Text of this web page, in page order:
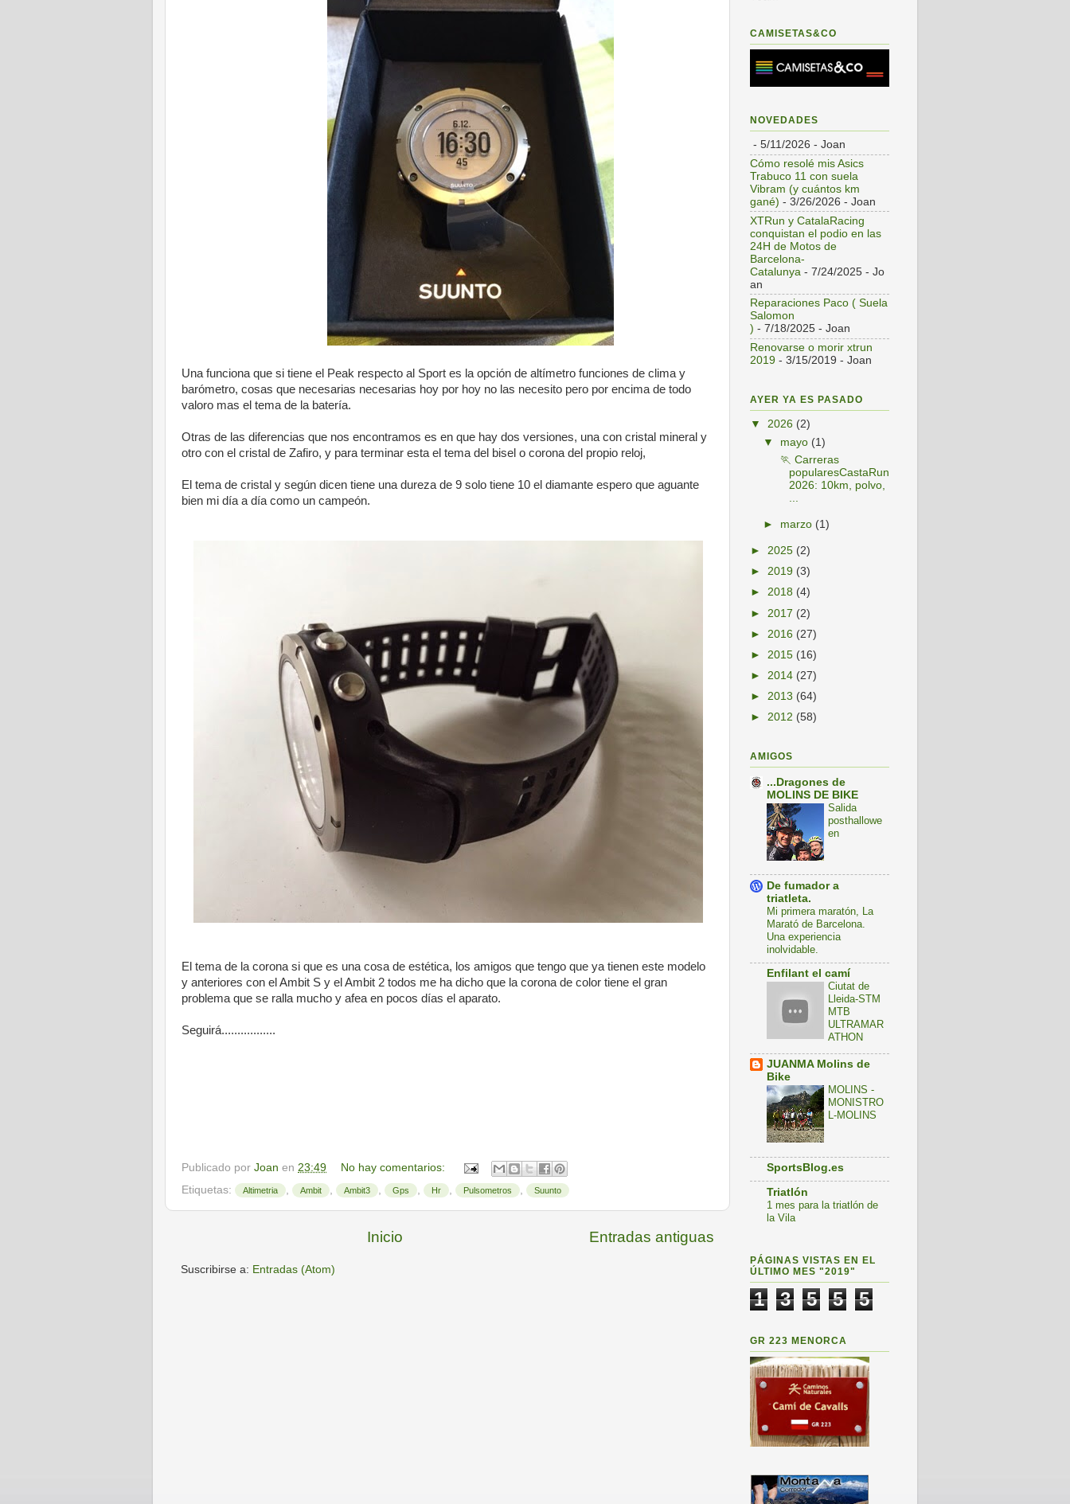
Una funciona que si tiene el Peak respecto al Sport es la opción de altímetro funciones de clima y
barómetro, cosas que necesarias necesarias hoy por hoy no las necesito pero por encima de todo
valoro mas el tema de la batería.
Otras de las diferencias que nos encontramos es en que hay dos versiones, una con cristal mineral y
otro con el cristal de Zafiro, y para terminar esta el tema del bisel o corona del propio reloj,
El tema de cristal y según dicen tiene una dureza de 9 solo tiene 10 el diamante espero que aguante
bien mi día a día como un campeón.
El tema de la corona si que es una cosa de estética, los amigos que tengo que ya tienen este modelo
y anteriores con el Ambit S y el Ambit 2 todos me ha dicho que la corona de color tiene el gran
problema que se ralla mucho y afea en pocos días el aparato.
Seguirá.................
Publicado por Joan en 23:49
No hay comentarios:
Etiquetas:
Altimetria Ambit Ambit3 Gps Hr Pulsometros Suunto
Entradas antiguas
Inicio
Suscribirse a: Entradas (Atom)
CAMISETAS&CO
NOVEDADES
- 5/11/2026 - Joan
Cómo resolé mis Asics
Trabuco 11 con suela
Vibram (y cuántos km
gané) - 3/26/2026 - Joan
XTRun y CatalaRacing
conquistan el podio en las
24H de Motos de
Barcelona-
Catalunya - 7/24/2025 - Jo
an
Reparaciones Paco ( Suela
Salomon
) - 7/18/2025 - Joan
Renovarse o morir xtrun
2019 - 3/15/2019 - Joan
AYER YA ES PASADO
▼ 2026 (2)
▼ mayo (1)
🏃 Carreras
popularesCastaRun
2026: 10km, polvo,
...
► marzo (1)
► 2025 (2)
► 2019 (3)
► 2018 (4)
► 2017 (2)
► 2016 (27)
► 2015 (16)
► 2014 (27)
► 2013 (64)
► 2012 (58)
AMIGOS
...Dragones de
MOLINS DE BIKE
Salida
posthallowe
en
De fumador a
triatleta.
Mi primera maratón, La
Marató de Barcelona.
Una experiencia
inolvidable.
Enfilant el camí
Ciutat de
Lleida-STM
MTB
ULTRAMAR
ATHON
JUANMA Molins de
Bike
MOLINS -
MONISTRO
L-MOLINS
SportsBlog.es
Triatlón
1 mes para la triatlón de
la Vila
PÁGINAS VISTAS EN EL
ÚLTIMO MES "2019"
1 3 5 5 5
GR 223 MENORCA